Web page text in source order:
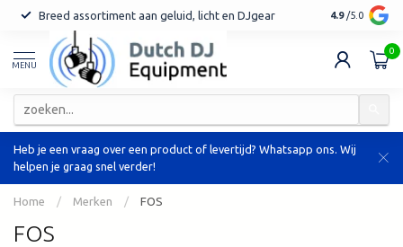
Breed assortiment aan geluid, licht en DJgear Tot 7 jaar
4.9 /5.0
MENU
0
Heb je een vraag over een product of levertijd? Whatsapp ons. Wij
helpen je graag snel verder!
Home / Merken / FOS
FOS